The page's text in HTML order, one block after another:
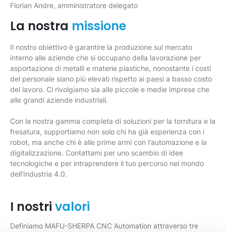
Florian Andre, amministratore delegato
La nostra missione
Il nostro obiettivo è garantire la produzione sul mercato
interno alle aziende che si occupano della lavorazione per
asportazione di metalli e materie plastiche, nonostante i costi
del personale siano più elevati rispetto ai paesi a basso costo
del lavoro. Ci rivolgiamo sia alle piccole e medie imprese che
alle grandi aziende industriali.
Con la nostra gamma completa di soluzioni per la tornitura e la
fresatura, supportiamo non solo chi ha già esperienza con i
robot, ma anche chi è alle prime armi con l'automazione e la
digitalizzazione. Contattami per uno scambio di idee
tecnologiche e per intraprendere il tuo percorso nel mondo
dell'Industria 4.0.
I nostri valori
Definiamo MAFU-SHERPA CNC Automation attraverso tre